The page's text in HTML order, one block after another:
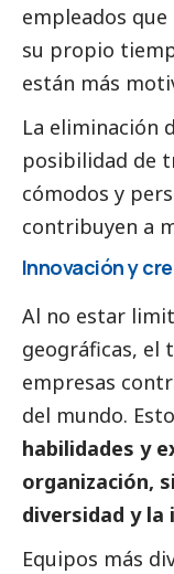
empleados
su propio
están más
La eliminación
posibilidad de
cómodos y
contribuyen a
Innovación y
Al no estar
geográficas, el
empresas
del mundo. Esto
habilidades y
organización,
diversidad y la
Equipos más